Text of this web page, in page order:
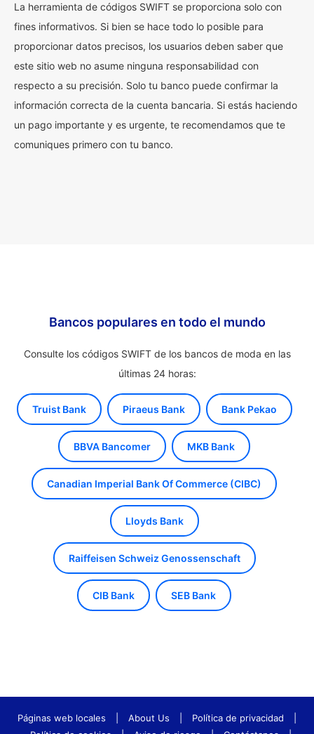
La herramienta de códigos SWIFT se proporciona solo con
fines informativos. Si bien se hace todo lo posible para
proporcionar datos precisos, los usuarios deben saber que
este sitio web no asume ninguna responsabilidad con
respecto a su precisión. Solo tu banco puede confirmar la
información correcta de la cuenta bancaria. Si estás haciendo
un pago importante y es urgente, te recomendamos que te
comuniques primero con tu banco.
Bancos populares en todo el mundo
Consulte los códigos SWIFT de los bancos de moda en las
últimas 24 horas:
Truist Bank Piraeus Bank Bank Pekao
BBVA Bancomer MKB Bank
Canadian Imperial Bank Of Commerce (CIBC)
Lloyds Bank
Raiffeisen Schweiz Genossenschaft
CIB Bank SEB Bank
Páginas web locales About Us Política de privacidad